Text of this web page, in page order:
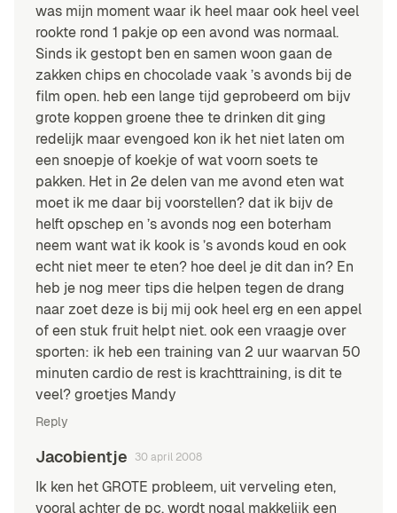
was mijn moment waar ik heel maar ook heel veel
rookte rond 1 pakje op een avond was normaal.
Sinds ik gestopt ben en samen woon gaan de
zakken chips en chocolade vaak ’s avonds bij de
film open. heb een lange tijd geprobeerd om bijv
grote koppen groene thee te drinken dit ging
redelijk maar evengoed kon ik het niet laten om
een snoepje of koekje of wat voorn soets te
pakken. Het in 2e delen van me avond eten wat
moet ik me daar bij voorstellen? dat ik bijv de
helft opschep en ’s avonds nog een boterham
neem want wat ik kook is ’s avonds koud en ook
echt niet meer te eten? hoe deel je dit dan in? En
heb je nog meer tips die helpen tegen de drang
naar zoet deze is bij mij ook heel erg en een appel
of een stuk fruit helpt niet. ook een vraagje over
sporten: ik heb een training van 2 uur waarvan 50
minuten cardio de rest is krachttraining, is dit te
veel? groetjes Mandy
Reply
Jacobientje 30 april 2008
Ik ken het GROTE probleem, uit verveling eten,
vooral achter de pc. wordt nogal makkelijk een